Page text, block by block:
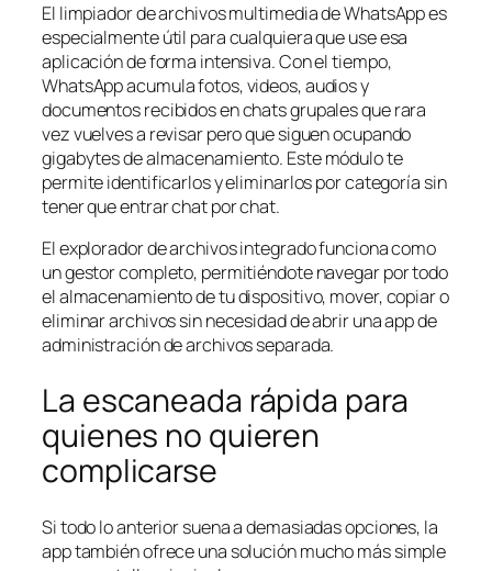
El limpiador de archivos multimedia de WhatsApp es
especialmente útil para cualquiera que use esa
aplicación de forma intensiva. Con el tiempo,
WhatsApp acumula fotos, videos, audios y
documentos recibidos en chats grupales que rara
vez vuelves a revisar pero que siguen ocupando
gigabytes de almacenamiento. Este módulo te
permite identificarlos y eliminarlos por categoría sin
tener que entrar chat por chat.
El explorador de archivos integrado funciona como
un gestor completo, permitiéndote navegar por todo
el almacenamiento de tu dispositivo, mover, copiar o
eliminar archivos sin necesidad de abrir una app de
administración de archivos separada.
La escaneada rápida para
quienes no quieren
complicarse
Si todo lo anterior suena a demasiadas opciones, la
app también ofrece una solución mucho más simple